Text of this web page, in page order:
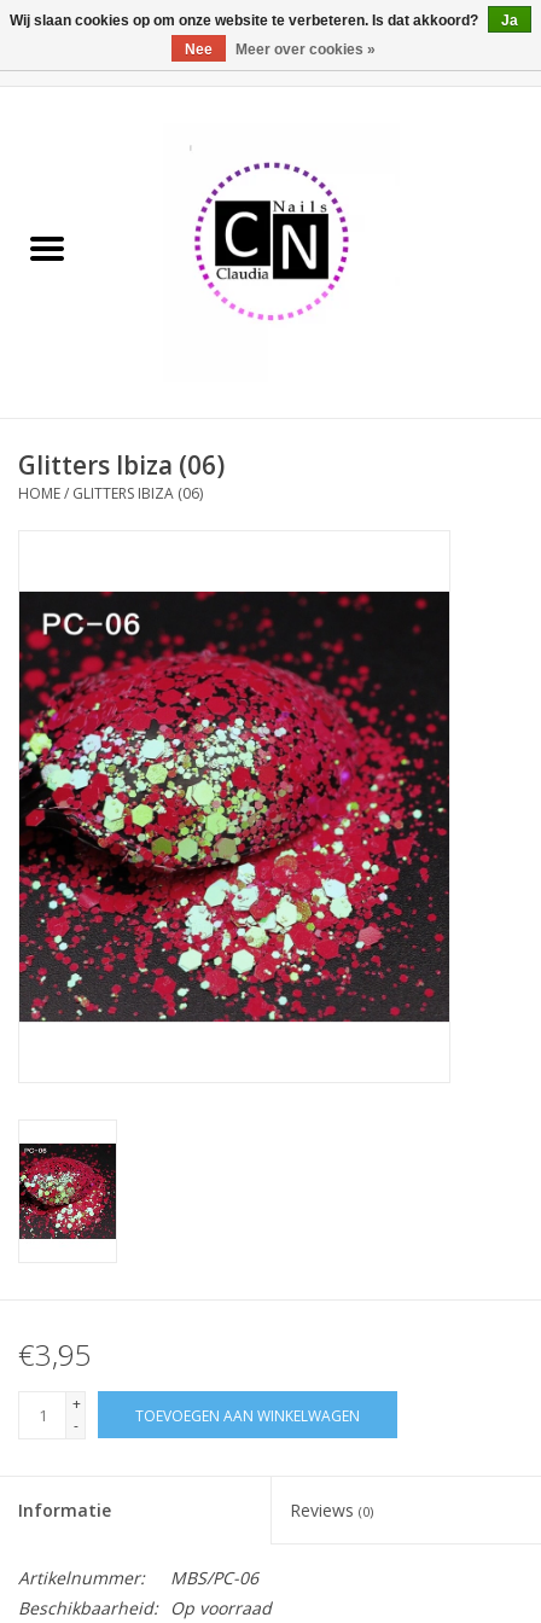
Pedicure producten
Acrylpoeder
Apparatuur
Meubilair
Gellak
NailArt Producten
Startpakketten
NIEUW! MBS Producten
Beauty Producten
Hema free line/Hypoallergenic
Nail Mist
Glitters Ibiza (06)
HOME/ GLITTERS IBIZA (06)
€3,95
+
-
TOEVOEGEN AAN WINKELWAGEN
Informatie Reviews (0)
Artikelnummer:
MBS/PC-06
Beschikbaarheid:
Op voorraad
Wij slaan cookies op om onze website te verbeteren. Is dat akkoord?
Ja
Nee
Meer over cookies »